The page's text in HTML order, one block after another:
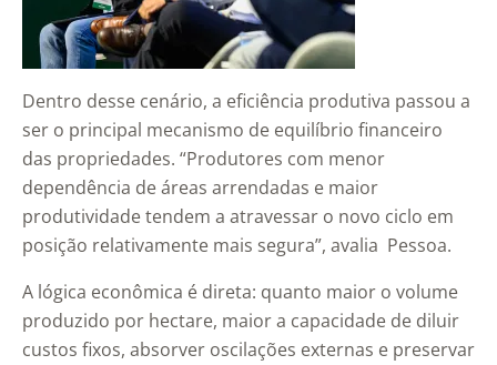
Dentro desse cenário, a eficiência produtiva passou a
ser o principal mecanismo de equilíbrio financeiro
das propriedades. “Produtores com menor
dependência de áreas arrendadas e maior
produtividade tendem a atravessar o novo ciclo em
posição relativamente mais segura”, avalia Pessoa.
A lógica econômica é direta: quanto maior o volume
produzido por hectare, maior a capacidade de diluir
custos fixos, absorver oscilações externas e preservar